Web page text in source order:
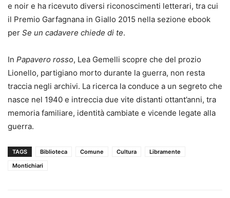
e noir e ha ricevuto diversi riconoscimenti letterari, tra cui
il Premio Garfagnana in Giallo 2015 nella sezione ebook
per Se un cadavere chiede di te.
In Papavero rosso, Lea Gemelli scopre che del prozio
Lionello, partigiano morto durante la guerra, non resta
traccia negli archivi. La ricerca la conduce a un segreto che
nasce nel 1940 e intreccia due vite distanti ottant’anni, tra
memoria familiare, identità cambiate e vicende legate alla
guerra.
TAGS Biblioteca Comune Cultura
Libramente
Montichiari